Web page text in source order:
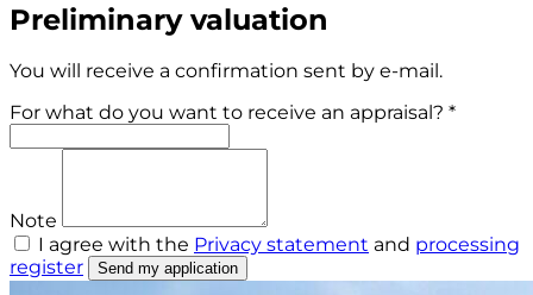
Preliminary valuation
You will receive a confirmation sent by e-mail.
For what do you want to receive an appraisal? *
Note
I agree with the Privacy statement and processing
register
Send my application